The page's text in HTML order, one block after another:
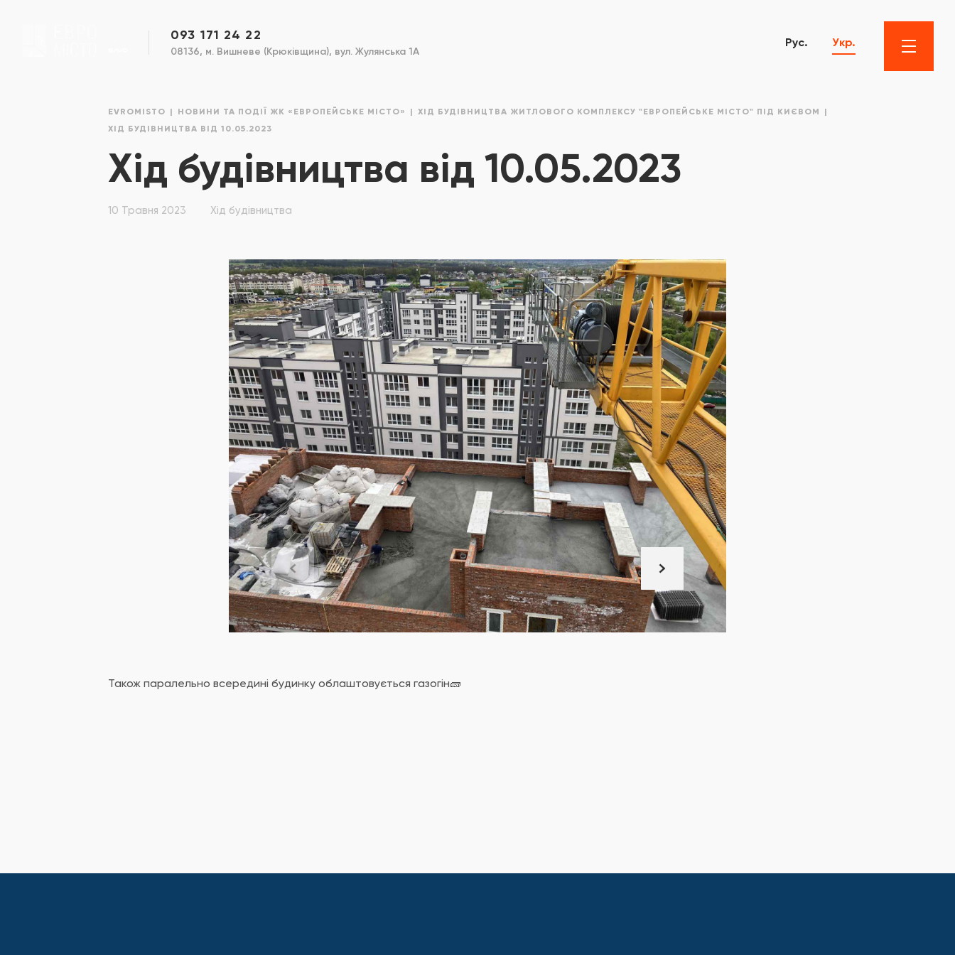
093 171 24 22
08136, м. Вишневе (Крюківщина), вул. Жулянська 1А
Рус. Укр.
EVROMISTO НОВИНИ ТА ПОДІЇ ЖК «ЕВРОПЕЙСЬКЕ МІСТО»
ХІД БУДІВНИЦТВА ЖИТЛОВОГО КОМПЛЕКСУ "ЕВРОПЕЙСЬКЕ МІСТО" ПІД КИЄВОМ
ХІД БУДІВНИЦТВА ВІД 10.05.2023
Хід будівництва від 10.05.2023
10 Травня 2023 Хід будівництва
Також паралельно всередині будинку облаштовується газогін🧱